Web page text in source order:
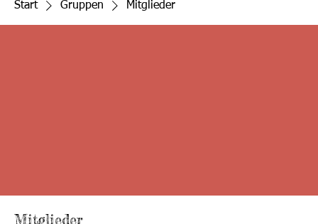
Start Gruppen Mitglieder
Mitglieder